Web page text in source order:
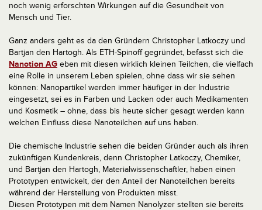
noch wenig erforschten Wirkungen auf die Gesundheit von
Mensch und Tier.
Ganz anders geht es da den Gründern Christopher Latkoczy und
Bartjan den Hartogh. Als ETH-Spinoff gegründet, befasst sich die
Nanotion AG eben mit diesen wirklich kleinen Teilchen, die vielfach
eine Rolle in unserem Leben spielen, ohne dass wir sie sehen
können: Nanopartikel werden immer häufiger in der Industrie
eingesetzt, sei es in Farben und Lacken oder auch Medikamenten
und Kosmetik – ohne, dass bis heute sicher gesagt werden kann
welchen Einfluss diese Nanoteilchen auf uns haben.
Die chemische Industrie sehen die beiden Gründer auch als ihren
zukünftigen Kundenkreis, denn Christopher Latkoczy, Chemiker,
und Bartjan den Hartogh, Materialwissenschaftler, haben einen
Prototypen entwickelt, der den Anteil der Nanoteilchen bereits
während der Herstellung von Produkten misst.
Diesen Prototypen mit dem Namen Nanolyzer stellten sie bereits